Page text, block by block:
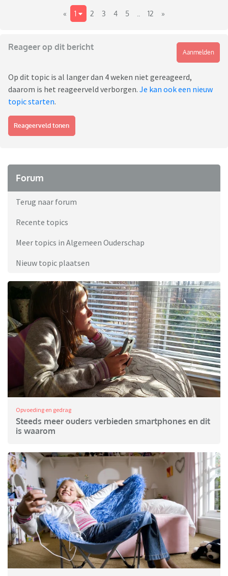
« 1 2 3 4 5 12 »
Reageer op dit bericht
Aanmelden
Op dit topic is al langer dan 4 weken niet gereageerd,
daarom is het reageerveld verborgen. Je kan ook een nieuw
topic starten.
Reageerveld tonen
Forum
Terug naar forum
Recente topics
Meer topics in Algemeen Ouderschap
Nieuw topic plaatsen
Opvoeding en gedrag
Steeds meer ouders verbieden smartphones en dit
is waarom